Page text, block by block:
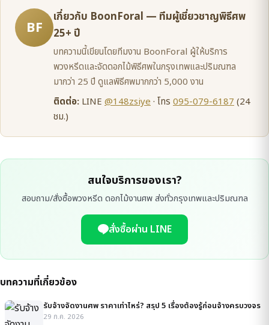
BF
เกี่ยวกับ BoonForal — ทีมผู้เชี่ยวชาญพิธีศพ
25+ ปี
บทความนี้เขียนโดยทีมงาน BoonForal ผู้ให้บริการ
พวงหรีดและจัดดอกไม้พิธีศพในกรุงเทพและปริมณฑล
มากว่า 25 ปี ดูแลพิธีศพมากกว่า 5,000 งาน
ติดต่อ: LINE @148zsiye· โทร 095-079-6187(24
ชม.)
สนใจบริการของเรา?
สอบถาม/สั่งซื้อพวงหรีด ดอกไม้งานศพ ส่งทั่วกรุงเทพและปริมณฑล
สั่งซื้อผ่าน LINE
บทความที่เกี่ยวข้อง
รับจ้างจัดงานศพ ราคาเท่าไหร่? สรุป 5 เรื่องต้องรู้ก่อนจ้างครบวงจร
29 ก.ค. 2026